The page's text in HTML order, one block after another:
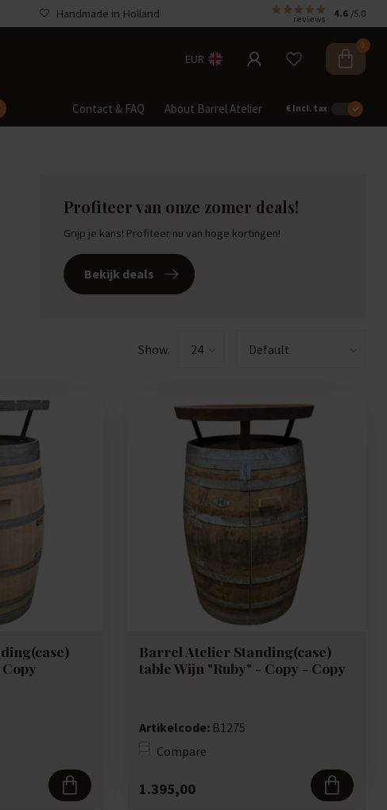
Handmade in Holland reviews 4.6 /5.0
EUR
0
Contact & FAQ About Barrel Atelier € Incl. tax
Profiteer van onze zomer deals!
Grijp je kans! Profiteer nu van hoge kortingen!
Bekijk deals
Show:
Barrel Atelier Standing(case)
table Wijn "Ruby" - Copy - Copy
Artikelcode: B1275
Compare
1.395,00